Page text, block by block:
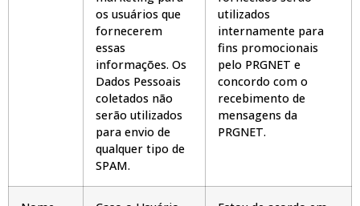
os usuários que
fornecerem
essas
informações. Os
Dados Pessoais
coletados não
serão utilizados
para envio de
qualquer tipo de
SPAM.
utilizados
internamente para
fins promocionais
pelo PRGNET e
concordo com o
recebimento de
mensagens da
PRGNET.